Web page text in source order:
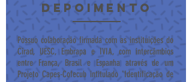
DEPOIMENTO
Possuo colaboração firmada com as instituições do
Cirad, UESC, Embrapa e IVIA, com intercâmbios
entre França, Brasil e Espanha através de um
Projeto Capes-Cofecub intitulado 'Identificação de